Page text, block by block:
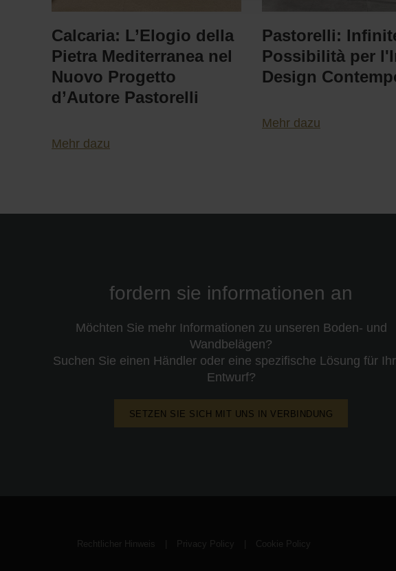
Calcaria: L’Elogio della
Pietra Mediterranea nel
Nuovo Progetto
d’Autore Pastorelli
Mehr dazu
Pastorelli:
Possibilità per
Design
Mehr dazu
fordern sie informationen an
Möchten Sie mehr Informationen zu unseren Boden- und
Wandbelägen?
Suchen Sie einen Händler oder eine spezifische Lösung für
Entwurf?
SETZEN SIE SICH MIT UNS IN VERBINDUNG
Rechtlicher Hinweis Privacy Policy Cookie Policy